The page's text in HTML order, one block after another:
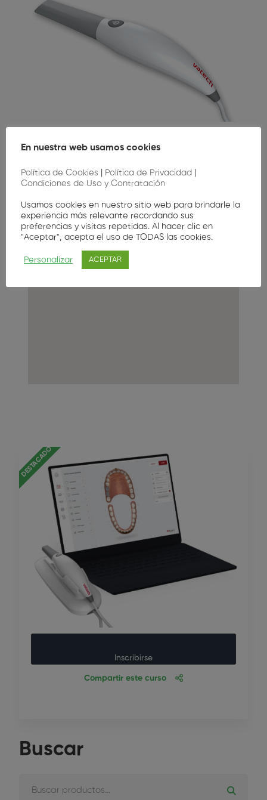
Inscribirse
Compartir este curso
Buscar
En nuestra web usamos cookies
Política de Cookies Política de Privacidad
Condiciones de Uso y Contratación
Usamos cookies en nuestro sitio web para brindarle la
experiencia más relevante recordando sus
preferencias y visitas repetidas. Al hacer clic en
"Aceptar", acepta el uso de TODAS las cookies.
Personalizar ACEPTAR